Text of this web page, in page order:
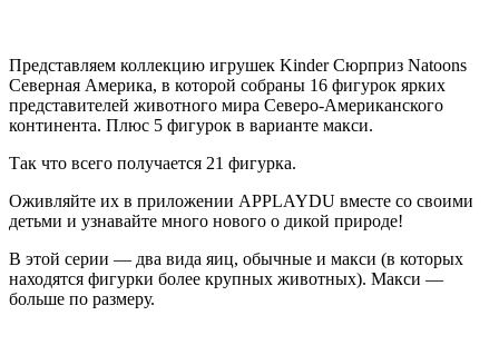
Представляем коллекцию игрушек Kinder Сюрприз Natoons
Северная Америка, в которой собраны 16 фигурок ярких
представителей животного мира Северо-Американского
континента. Плюс 5 фигурок в варианте макси.
Так что всего получается 21 фигурка.
Оживляйте их в приложении APPLAYDU вместе со своими
детьми и узнавайте много нового о дикой природе!
В этой серии — два вида яиц, обычные и макси (в которых
находятся фигурки более крупных животных). Макси —
больше по размеру.